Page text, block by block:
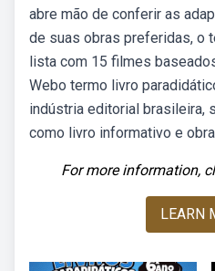
abre mão de conferir as
de suas obras preferidas, o
lista com 15 filmes
Webo termo livro
indústria editorial brasileira,
como livro informativo e
For more information,
LEARN